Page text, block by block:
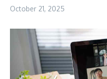
October 21, 2025